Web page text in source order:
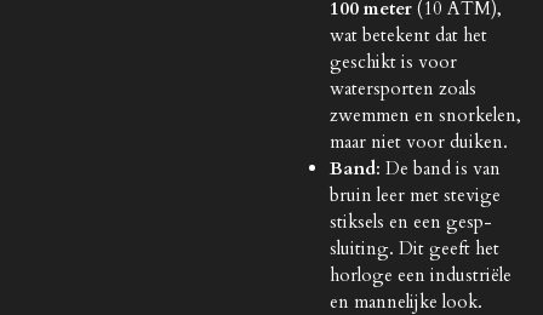
100 meter(10 ATM),
wat betekent dat het
geschikt is voor
watersporten zoals
zwemmen en snorkelen,
maar niet voor duiken.
Band: De band is van
bruin leer met stevige
stiksels en een gesp-
sluiting. Dit geeft het
horloge een industriële
en mannelijke look.